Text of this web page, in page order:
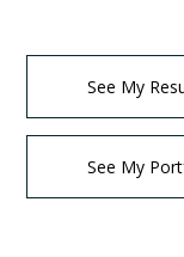
See My
See My